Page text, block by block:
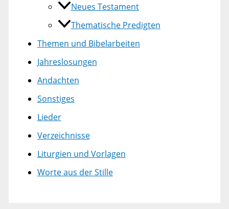
Neues Testament
Thematische Predigten
Themen und Bibelarbeiten
Jahreslosungen
Andachten
Sonstiges
Lieder
Verzeichnisse
Liturgien und Vorlagen
Worte aus der Stille